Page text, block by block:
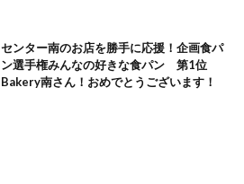
センター南のお店を勝手に応援！企画食パ
ン選手権みんなの好きな食パン 第1位
Bakery南さん！おめでとうございます！